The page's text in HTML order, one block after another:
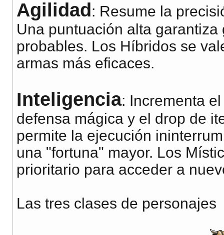
Agilidad : Resume la
Una puntuación alta
probables. Los Híbridos se
armas más eficaces.
Inteligencia: Incrementa
defensa mágica y el drop de
permite la ejecución
una "fortuna" mayor. Los
prioritario para acceder a
Las tres clases de personajes